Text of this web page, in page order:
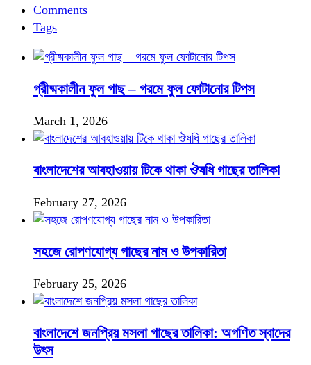
Comments
Tags
গ্রীষ্মকালীন ফুল গাছ – গরমে ফুল ফোটানোর টিপস
March 1, 2026
বাংলাদেশের আবহাওয়ায় টিকে থাকা ঔষধি গাছের তালিকা
February 27, 2026
সহজে রোপণযোগ্য গাছের নাম ও উপকারিতা
February 25, 2026
বাংলাদেশে জনপ্রিয় মসলা গাছের তালিকা: অগণিত স্বাদের
উৎস